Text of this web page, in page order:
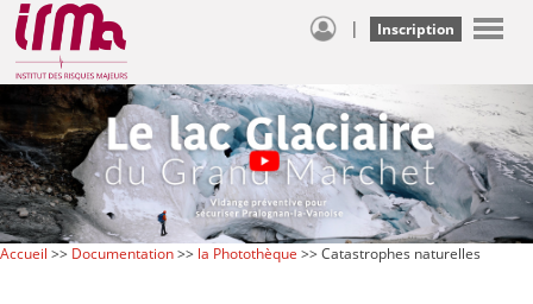
| Inscription
Accueil >> Documentation>> la Photothèque >> Catastrophes naturelles